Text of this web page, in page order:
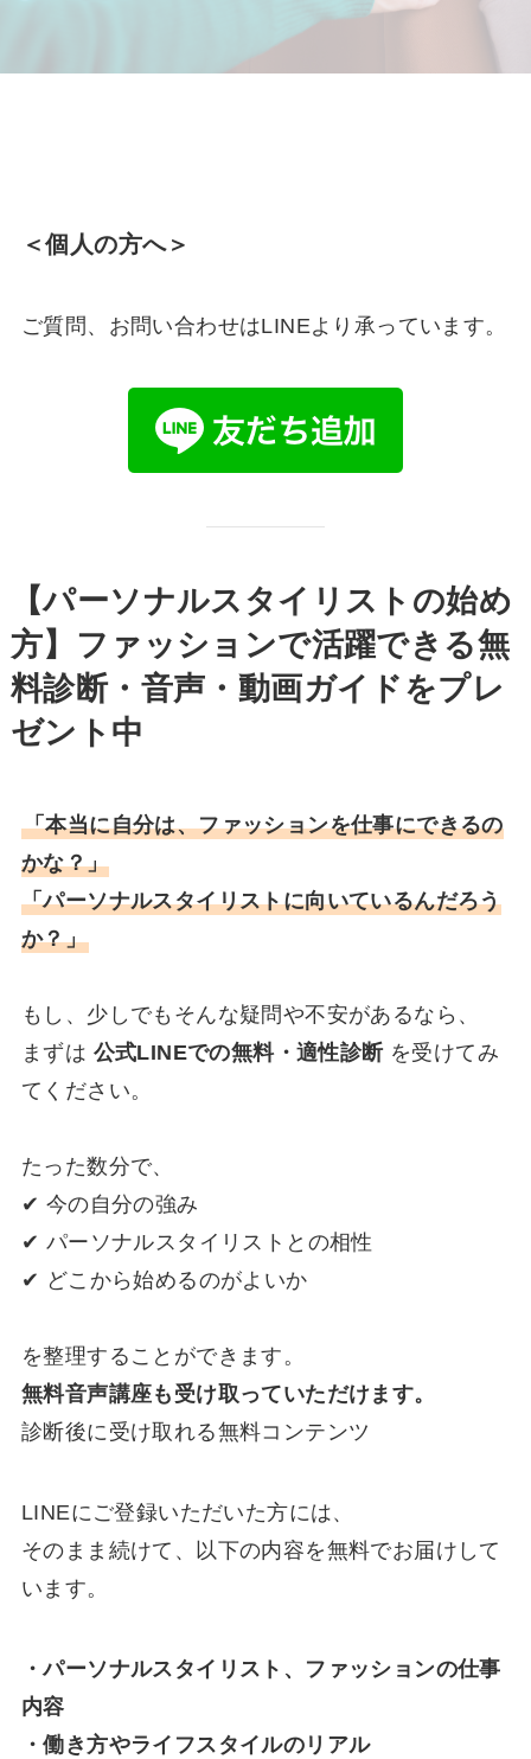
＜個人の方へ＞
ご質問、お問い合わせはLINEより承っています。
【パーソナルスタイリストの始め
方】ファッションで活躍できる無
料診断・音声・動画ガイドをプレ
ゼント中
「本当に自分は、ファッションを仕事にできるの
かな？」
「パーソナルスタイリストに向いているんだろう
か？」
もし、少しでもそんな疑問や不安があるなら、
まずは 公式LINEでの無料・適性診断を受けてみ
てください。
たった数分で、
✔ 今の自分の強み
✔ パーソナルスタイリストとの相性
✔ どこから始めるのがよいか
を整理することができます。
無料音声講座も受け取っていただけます。
診断後に受け取れる無料コンテンツ
LINEにご登録いただいた方には、
そのまま続けて、以下の内容を無料でお届けして
います。
・パーソナルスタイリスト、ファッションの仕事
内容
・働き方やライフスタイルのリアル